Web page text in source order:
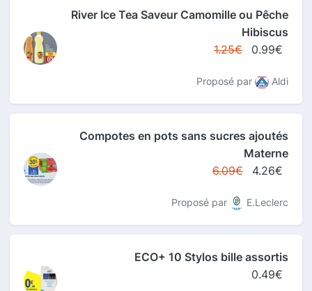
River Ice Tea Saveur Camomille ou Pêche
Hibiscus
1.25€
0.99€
Proposé par Aldi
Compotes en pots sans sucres ajoutés
Materne
6.09€
4.26€
Proposé par E.Leclerc
ECO+ 10 Stylos bille assortis
0.49€